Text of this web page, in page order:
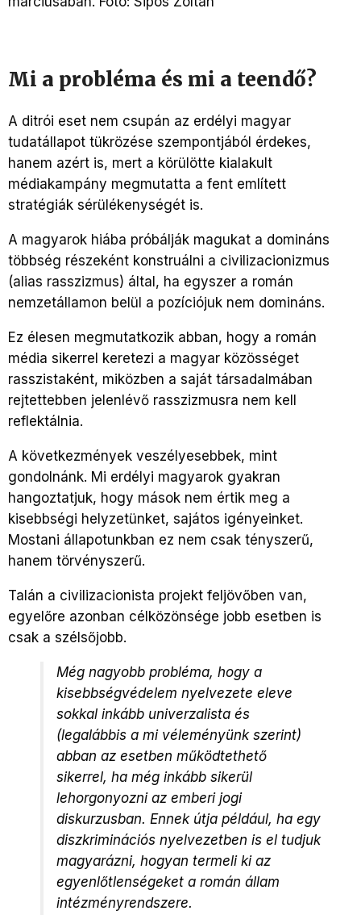
Mi a probléma és mi a teendő?
A ditrói eset nem csupán az erdélyi magyar
tudatállapot tükrözése szempontjából érdekes,
hanem azért is, mert a körülötte kialakult
médiakampány megmutatta a fent említett
stratégiák sérülékenységét is.
A magyarok hiába próbálják magukat a domináns
többség részeként konstruálni a civilizacionizmus
(alias rasszizmus) által, ha egyszer a román
nemzetállamon belül a pozíciójuk nem domináns.
Ez élesen megmutatkozik abban, hogy a román
média sikerrel keretezi a magyar közösséget
rasszistaként, miközben a saját társadalmában
rejtettebben jelenlévő rasszizmusra nem kell
reflektálnia.
A következmények veszélyesebbek, mint
gondolnánk. Mi erdélyi magyarok gyakran
hangoztatjuk, hogy mások nem értik meg a
kisebbségi helyzetünket, sajátos igényeinket.
Mostani állapotunkban ez nem csak tényszerű,
hanem törvényszerű.
Talán a civilizacionista projekt feljövőben van,
egyelőre azonban célközönsége jobb esetben is
csak a szélsőjobb.
Még nagyobb probléma, hogy a
kisebbségvédelem nyelvezete eleve
sokkal inkább univerzalista és
(legalábbis a mi véleményünk szerint)
abban az esetben működtethető
sikerrel, ha még inkább sikerül
lehorgonyozni az emberi jogi
diskurzusban. Ennek útja például, ha egy
diszkriminációs nyelvezetben is el tudjuk
magyarázni, hogyan termeli ki az
egyenlőtlenségeket a román állam
intézményrendszere.